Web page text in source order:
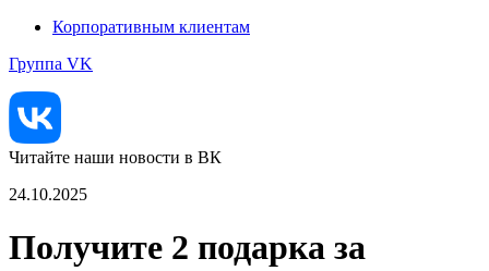
Корпоративным клиентам
Группа VK
Читайте наши новости в ВК
24.10.2025
Получите 2 подарка за